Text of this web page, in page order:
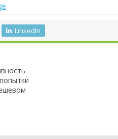
LinkedIn